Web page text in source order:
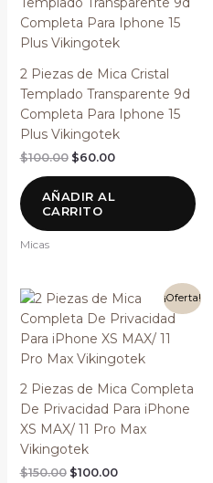
2 Piezas de Mica Cristal
Templado Transparente 9d
Completa Para Iphone 15
Plus Vikingotek
$100.00
original
era:
$100.00.
$60.00
actual
es:
$60.00.
AÑADIR AL
CARRITO
Micas
¡Oferta!
2 Piezas de Mica Completa
De Privacidad Para iPhone
XS MAX/ 11 Pro Max
Vikingotek
$150.00
El
original
era:
$150.00.
$100.00
El
actual
es:
$100.00.